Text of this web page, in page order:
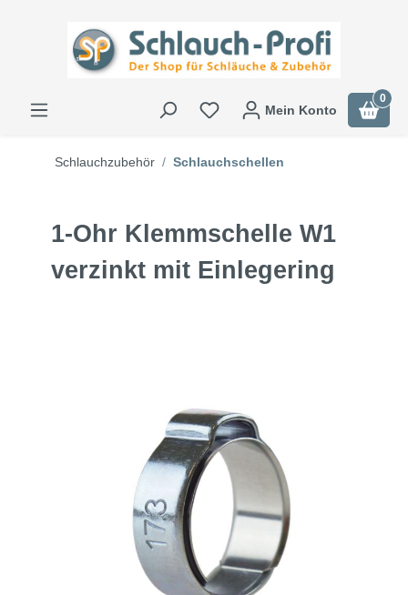
Mein Konto
0
Schlauchzubehör Schlauchschellen
1-Ohr Klemmschelle W1
verzinkt mit Einlegering